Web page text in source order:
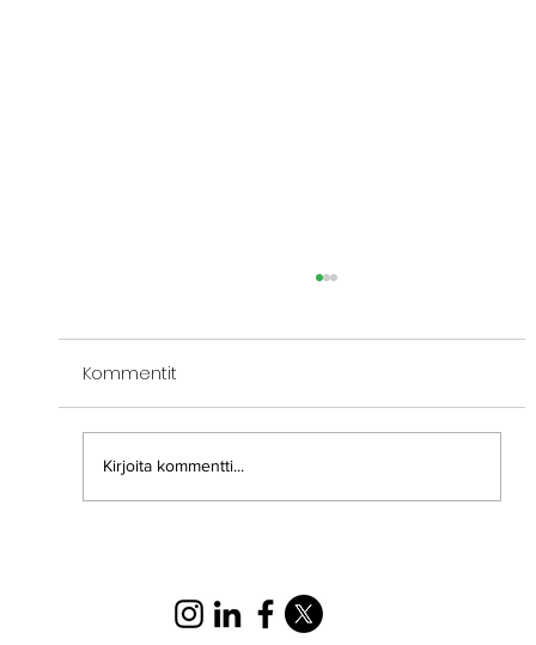
Kommentit
Kirjoita kommentti...